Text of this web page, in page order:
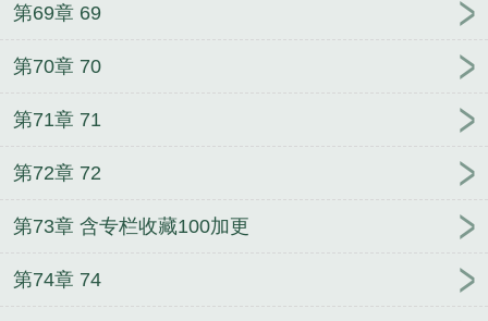
第69章 69
第70章 70
第71章 71
第72章 72
第73章 含专栏收藏100加更
第74章 74